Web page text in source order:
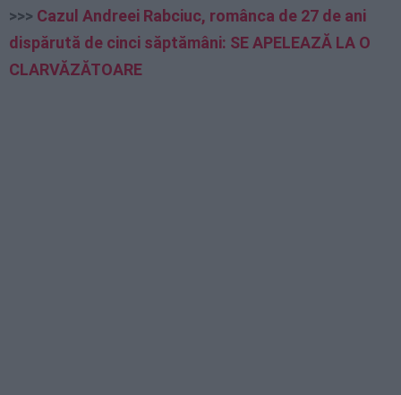
>>> Cazul Andreei Rabciuc, românca de 27 de ani
dispărută de cinci săptămâni: SE APELEAZĂ LA O
CLARVĂZĂTOARE